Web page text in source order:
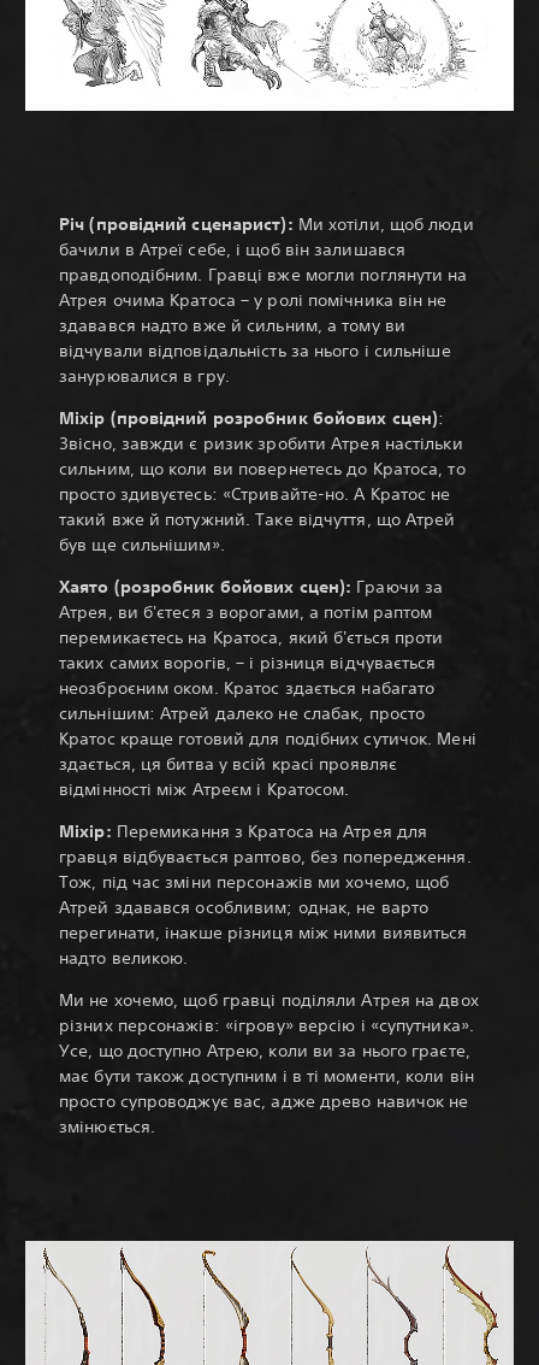
Річ (провідний сценарист): Ми хотіли, щоб люди
бачили в Атреї себе, і щоб він залишався
правдоподібним. Гравці вже могли поглянути на
Атрея очима Кратоса – у ролі помічника він не
здавався надто вже й сильним, а тому ви
відчували відповідальність за нього і сильніше
занурювалися в гру.
Міхір (провідний розробник бойових сцен):
Звісно, завжди є ризик зробити Атрея настільки
сильним, що коли ви повернетесь до Кратоса, то
просто здивуєтесь: «Стривайте-но. А Кратос не
такий вже й потужний. Таке відчуття, що Атрей
був ще сильнішим».
Хаято (розробник бойових сцен): Граючи за
Атрея, ви б'єтеся з ворогами, а потім раптом
перемикаєтесь на Кратоса, який б'ється проти
таких самих ворогів, – і різниця відчувається
неозброєним оком. Кратос здається набагато
сильнішим: Атрей далеко не слабак, просто
Кратос краще готовий для подібних сутичок. Мені
здається, ця битва у всій красі проявляє
відмінності між Атреєм і Кратосом.
Міхір: Перемикання з Кратоса на Атрея для
гравця відбувається раптово, без попередження.
Тож, під час зміни персонажів ми хочемо, щоб
Атрей здавався особливим; однак, не варто
перегинати, інакше різниця між ними виявиться
надто великою.
Ми не хочемо, щоб гравці поділяли Атрея на двох
різних персонажів: «ігрову» версію і «супутника».
Усе, що доступно Атрею, коли ви за нього граєте,
має бути також доступним і в ті моменти, коли він
просто супроводжує вас, адже древо навичок не
змінюється.